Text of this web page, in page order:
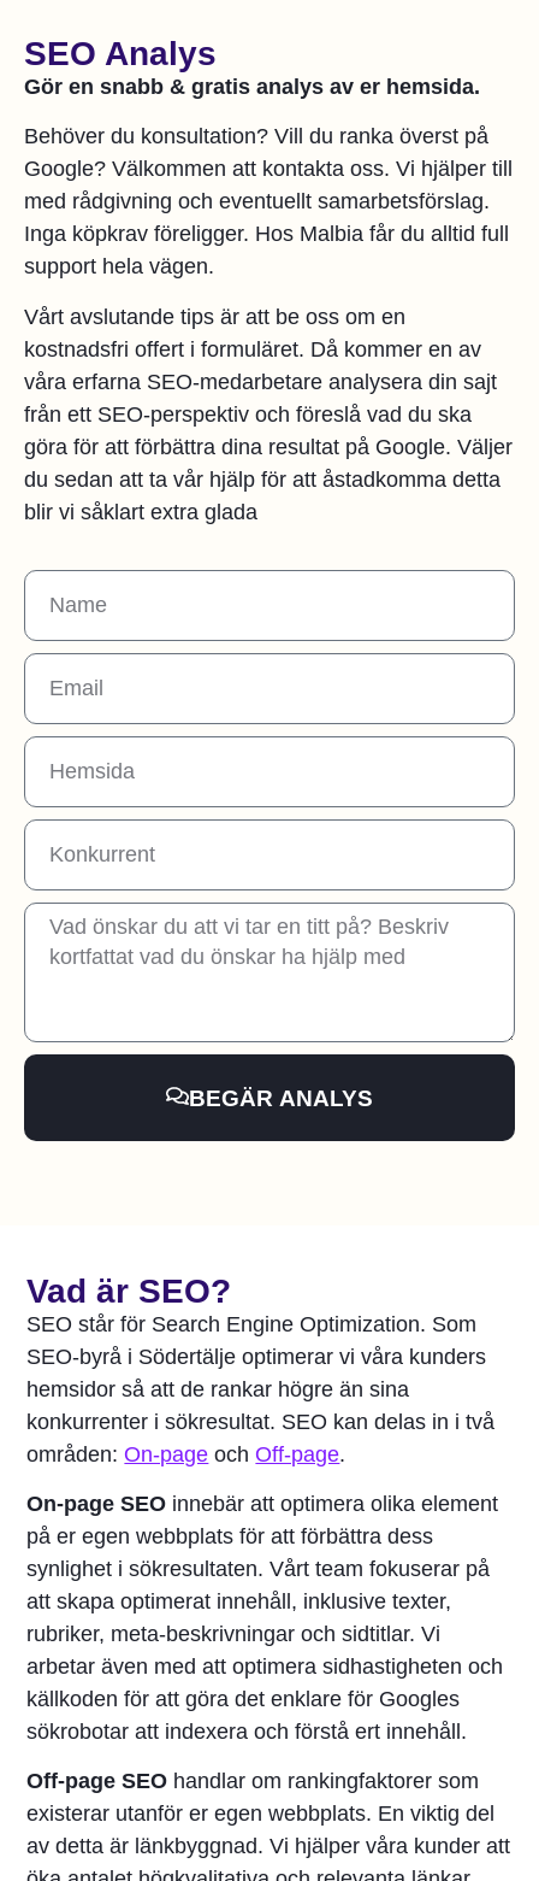
SEO Analys
Gör en snabb & gratis analys av er hemsida.
Behöver du konsultation? Vill du ranka överst på
Google? Välkommen att kontakta oss. Vi hjälper till
med rådgivning och eventuellt samarbetsförslag.
Inga köpkrav föreligger. Hos Malbia får du alltid full
support hela vägen.
Vårt avslutande tips är att be oss om en
kostnadsfri offert i formuläret. Då kommer en av
våra erfarna SEO-medarbetare analysera din sajt
från ett SEO-perspektiv och föreslå vad du ska
göra för att förbättra dina resultat på Google. Väljer
du sedan att ta vår hjälp för att åstadkomma detta
blir vi såklart extra glada
BEGÄR ANALYS
Vad är SEO?
SEO står för Search Engine Optimization. Som
SEO-byrå i Södertälje optimerar vi våra kunders
hemsidor så att de rankar högre än sina
konkurrenter i sökresultat. SEO kan delas in i två
områden:On-page ochOff-page.
On-page SEO innebär att optimera olika element
på er egen webbplats för att förbättra dess
synlighet i sökresultaten. Vårt team fokuserar på
att skapa optimerat innehåll, inklusive texter,
rubriker, meta-beskrivningar och sidtitlar. Vi
arbetar även med att optimera sidhastigheten och
källkoden för att göra det enklare för Googles
sökrobotar att indexera och förstå ert innehåll.
Off-page SEO handlar om rankingfaktorer som
existerar utanför er egen webbplats. En viktig del
av detta är länkbyggnad. Vi hjälper våra kunder att